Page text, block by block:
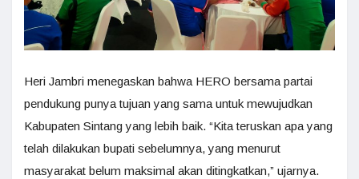
Heri Jambri menegaskan bahwa HERO bersama partai
pendukung punya tujuan yang sama untuk mewujudkan
Kabupaten Sintang yang lebih baik. “Kita teruskan apa yang
telah dilakukan bupati sebelumnya, yang menurut
masyarakat belum maksimal akan ditingkatkan,” ujarnya.